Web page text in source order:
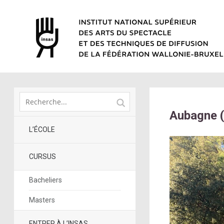
L’ÉCOLE
CURSUS
Bacheliers
Masters
Aubagne